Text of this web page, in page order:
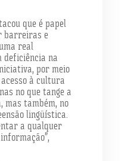
que é papel
barreiras e
real
deficiência na
por meio
à cultura
no que tange a
também, no
lingüística.
a qualquer